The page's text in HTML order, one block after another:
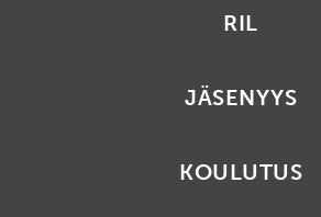
RIL
JÄSENYYS
KOULUTUS